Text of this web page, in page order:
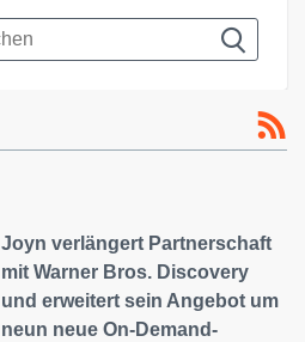
Joyn verlängert Partnerschaft
mit Warner Bros. Discovery
und erweitert sein Angebot um
neun neue On-Demand-